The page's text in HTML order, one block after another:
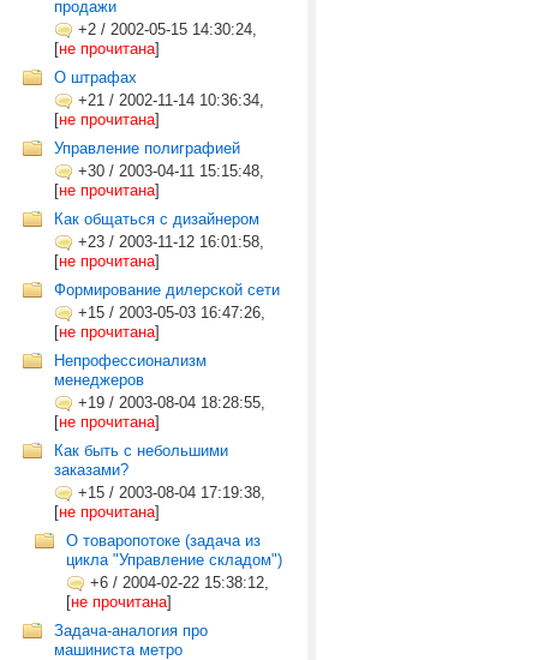
продажи
+2 / 2002-05-15 14:30:24,
[не прочитана]
О штрафах
+21 / 2002-11-14 10:36:34,
[не прочитана]
Управление полиграфией
+30 / 2003-04-11 15:15:48,
[не прочитана]
Как общаться с дизайнером
+23 / 2003-11-12 16:01:58,
[не прочитана]
Формирование дилерской сети
+15 / 2003-05-03 16:47:26,
[не прочитана]
Непрофессионализм
менеджеров
+19 / 2003-08-04 18:28:55,
[не прочитана]
Как быть с небольшими
заказами?
+15 / 2003-08-04 17:19:38,
[не прочитана]
О товаропотоке (задача из
цикла "Управление складом")
+6 / 2004-02-22 15:38:12,
[не прочитана]
Задача-аналогия про
машиниста метро